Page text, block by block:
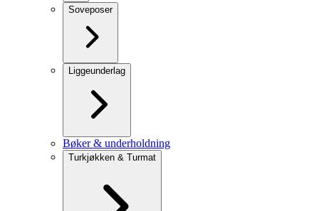
Soveposer
Liggeunderlag
Bøker & underholdning
Turkjøkken & Turmat